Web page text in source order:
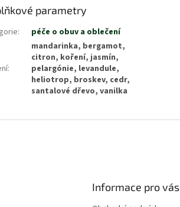
parametry
: péče o obuv a oblečení
:
mandarinka, bergamot,
citron, koření, jasmín,
pelargónie, levandule,
heliotrop, broskev, cedr,
santalové dřevo, vanilka
Informace pro vás